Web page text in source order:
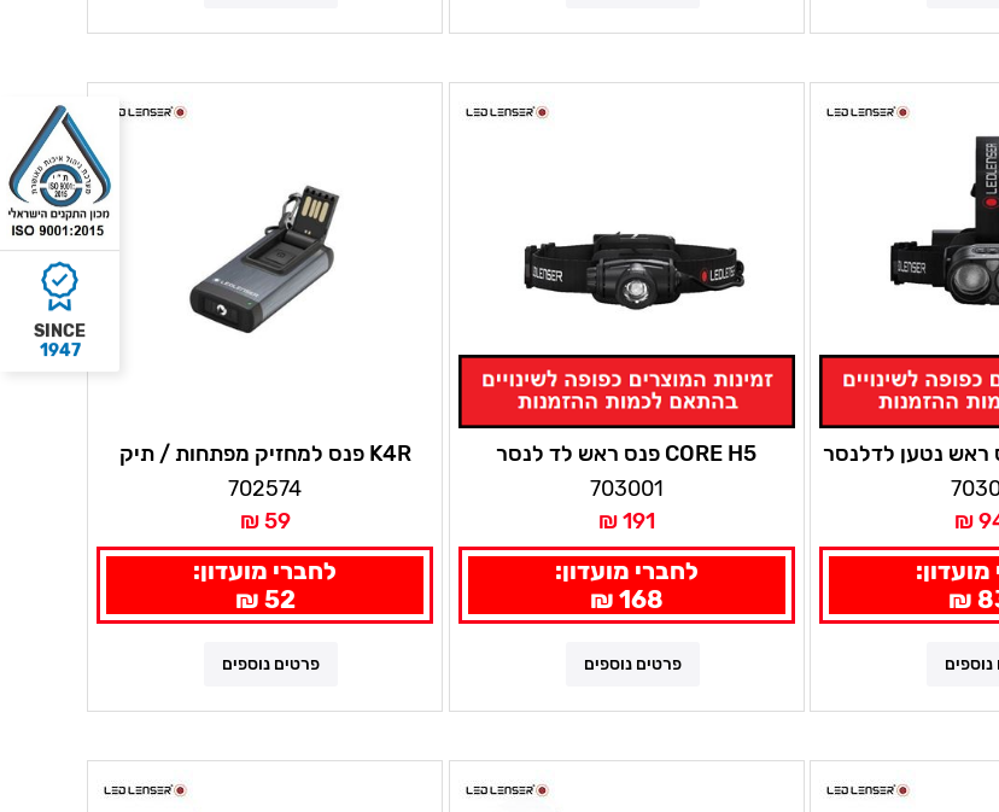
CORE H5 פנס ראש לד לנסר
703001
191 ₪
לחברי מועדון:
168 ₪
פרטים נוספים
K4R פנס למחזיק מפתחות / תיק
אפור לדלנסר
702574
59 ₪
לחברי מועדון:
52 ₪
פרטים נוספים
SINCE
1947